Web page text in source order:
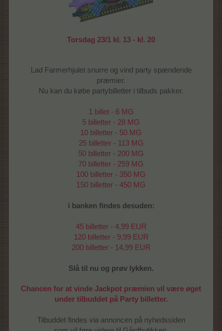
Torsdag 23/1 kl. 13 - kl. 20
Lad Farmerhjulet snurre og vind party spændende
præmier.
Nu kan du købe partybilletter i tilbuds pakker.
1 billet - 6 MG
5 billetter - 28 MG
10 billetter - 50 MG
25 billetter - 113 MG
50 billetter - 200 MG
70 billetter - 259 MG
100 billetter - 350 MG
150 billetter - 450 MG
i banken findes desuden:
45 billetter - 4,99 EUR
120 billetter - 9,99 EUR
200 billetter - 14,99 EUR
Slå til nu og prøv lykken.
Chancen for at vinde Jackpot præmien vil være øget
under tilbuddet på Party billetter.
Tilbuddet findes via annoncen på nyhedssiden